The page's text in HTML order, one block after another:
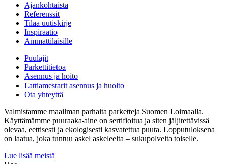
Ajankohtaista
Referenssit
Tilaa uutiskirje
Inspiraatio
Ammattilaisille
Puulajit
Parkettitietoa
Asennus ja hoito
Lattiamestarit asennus ja huolto
Ota yhteyttä
Valmistamme maailman parhaita parketteja Suomen Loimaalla.
Käyttämämme puuraaka-aine on sertifioitua ja siten jäljitettävissä
olevaa, eettisesti ja ekologisesti kasvatettua puuta. Lopputuloksena
on laatua, joka tuntuu askel askeleelta – sukupolvelta toiselle.
Lue lisää meistä